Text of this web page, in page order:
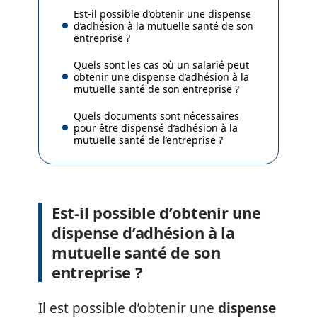
Est-il possible d’obtenir une dispense
d’adhésion à la mutuelle santé de son
entreprise ?
Quels sont les cas où un salarié peut
obtenir une dispense d’adhésion à la
mutuelle santé de son entreprise ?
Quels documents sont nécessaires
pour être dispensé d’adhésion à la
mutuelle santé de l’entreprise ?
Est-il possible d’obtenir une
dispense d’adhésion à la
mutuelle santé de son
entreprise ?
Il est possible d’obtenir une dispense